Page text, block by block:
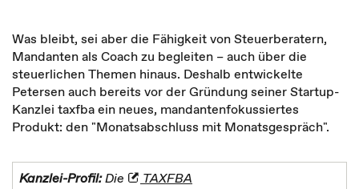
Was bleibt, sei aber die Fähigkeit von Steuerberatern,
Mandanten als Coach zu begleiten – auch über die
steuerlichen Themen hinaus. Deshalb entwickelte
Petersen auch bereits vor der Gründung seiner Startup-
Kanzlei taxfba ein neues, mandantenfokussiertes
Produkt: den "Monatsabschluss mit Monatsgespräch".
Kanzlei-Profil:Die
TAXFBA